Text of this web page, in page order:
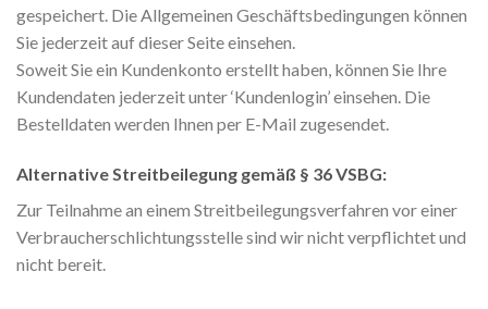
gespeichert. Die Allgemeinen Geschäftsbedingungen können
Sie jederzeit auf dieser Seite einsehen.
Soweit Sie ein Kundenkonto erstellt haben, können Sie Ihre
Kundendaten jederzeit unter ‘Kundenlogin’ einsehen. Die
Bestelldaten werden Ihnen per E-Mail zugesendet.
Alternative Streitbeilegung gemäß § 36 VSBG:
Zur Teilnahme an einem Streitbeilegungsverfahren vor einer
Verbraucherschlichtungsstelle sind wir nicht verpflichtet und
nicht bereit.